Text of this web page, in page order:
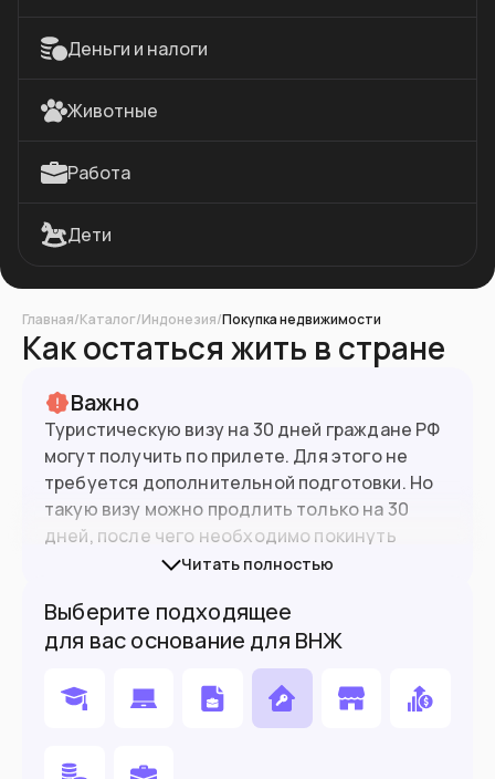
Деньги и налоги
Животные
Работа
Дети
Главная/Каталог/Индонезия/Покупка недвижимости
Как остаться жить в стране
Важно
Туристическую визу на 30 дней граждане РФ
могут получить по прилете. Для этого не
требуется дополнительной подготовки. Но
такую визу можно продлить только на 30
дней, после чего необходимо покинуть
страну. Есть еще однатуристическая виза
суммарно 180 дней.
При въезде в страну нужно заполнить
электронную медицинскуюанкету. В ней
указываются посещенные за последние 21
Читать полностью
Выберите подходящее
для вас основание для ВНЖ